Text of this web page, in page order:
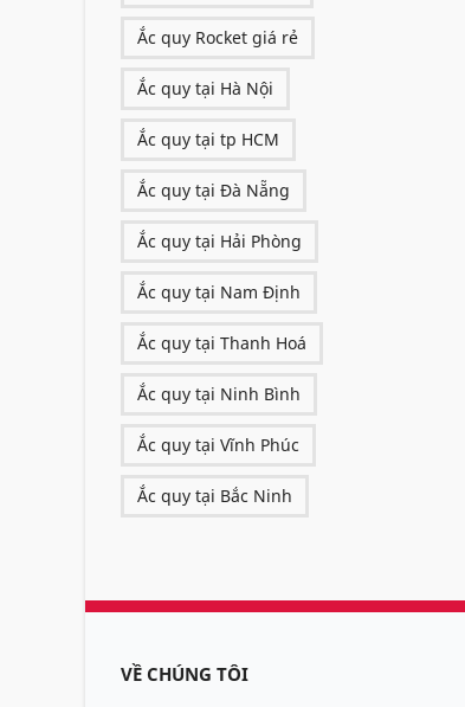
Ắc quy Rocket giá rẻ
Ắc quy tại Hà Nội
Ắc quy tại tp HCM
Ắc quy tại Đà Nẵng
Ắc quy tại Hải Phòng
Ắc quy tại Nam Định
Ắc quy tại Thanh Hoá
Ắc quy tại Ninh Bình
Ắc quy tại Vĩnh Phúc
Ắc quy tại Bắc Ninh
VỀ CHÚNG TÔI